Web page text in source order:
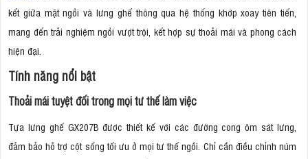
kết giữa mặt ngồi và lưng ghế thông qua hệ thống khớp xoay tiên tiến,
mang đến trải nghiệm ngồi vượt trội, kết hợp sự thoải mái và phong cách
hiện đại.
Tính năng nổi bật
Thoải mái tuyệt đối trong mọi tư thế làm việc
Tựa lưng ghế GX207B được thiết kế với các đường cong ôm sát lưng,
đảm bảo hỗ trợ cột sống tối ưu ở mọi tư thế ngồi. Chỉ cần điều chỉnh núm